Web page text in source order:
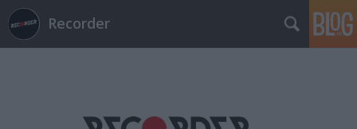
Recorder